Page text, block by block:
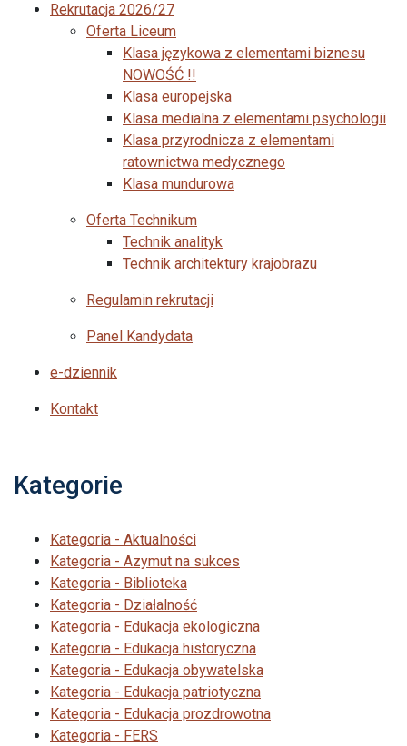
Rekrutacja 2026/27
Oferta Liceum
Klasa językowa z elementami biznesu
NOWOŚĆ !!
Klasa europejska
Klasa medialna z elementami psychologii
Klasa przyrodnicza z elementami
ratownictwa medycznego
Klasa mundurowa
Oferta Technikum
Technik analityk
Technik architektury krajobrazu
Regulamin rekrutacji
Panel Kandydata
e-dziennik
Kontakt
Kategorie
Kategoria - Aktualności
Kategoria - Azymut na sukces
Kategoria - Biblioteka
Kategoria - Działalność
Kategoria - Edukacja ekologiczna
Kategoria - Edukacja historyczna
Kategoria - Edukacja obywatelska
Kategoria - Edukacja patriotyczna
Kategoria - Edukacja prozdrowotna
Kategoria - FERS